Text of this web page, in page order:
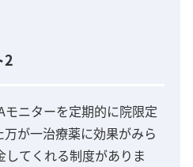
2
モニターを定期的に院限定
が一治療薬に効果がみら
てくれる制度がありま